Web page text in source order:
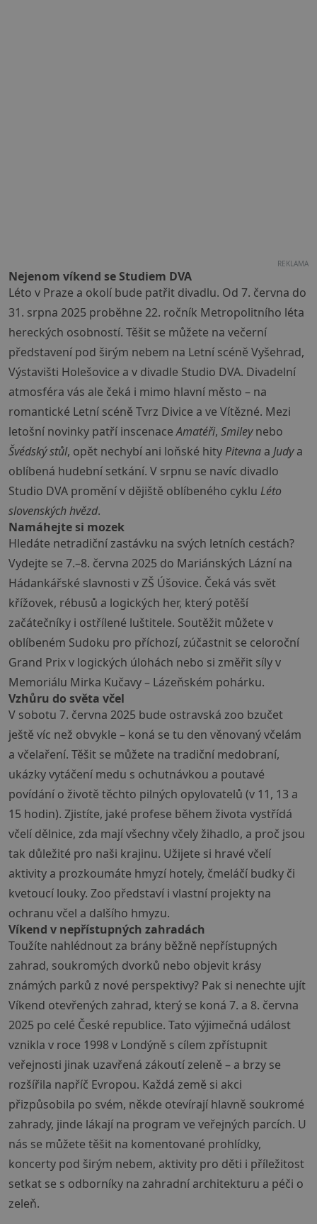
REKLAMA
Nejenom víkend se Studiem DVA
Léto v Praze a okolí bude patřit divadlu. Od 7. června do
31. srpna 2025 proběhne 22. ročník Metropolitního léta
hereckých osobností. Těšit se můžete na večerní
představení pod širým nebem na Letní scéně Vyšehrad,
Výstavišti Holešovice a v divadle Studio DVA. Divadelní
atmosféra vás ale čeká i mimo hlavní město – na
romantické Letní scéně Tvrz Divice a ve Vítězné. Mezi
letošní novinky patří inscenaceAmatéři, Smileynebo
Švédský stůl, opět nechybí ani loňské hity Pitevna a Judya
oblíbená hudební setkání. V srpnu se navíc divadlo
Studio DVA promění v dějiště oblíbeného cyklu Léto
slovenských hvězd.
Namáhejte si mozek
Hledáte netradiční zastávku na svých letních cestách?
Vydejte se 7.–8. června 2025 do Mariánských Lázní na
Hádankářské slavnosti v ZŠ Úšovice. Čeká vás svět
křížovek, rébusů a logických her, který potěší
začátečníky i ostřílené luštitele. Soutěžit můžete v
oblíbeném Sudoku pro příchozí, zúčastnit se celoroční
Grand Prix v logických úlohách nebo si změřit síly v
Memoriálu Mirka Kučavy – Lázeňském pohárku.
Vzhůru do světa včel
V sobotu 7. června 2025 bude ostravská zoo bzučet
ještě víc než obvykle – koná se tu den věnovaný včelám
a včelaření. Těšit se můžete na tradiční medobraní,
ukázky vytáčení medu s ochutnávkou a poutavé
povídání o životě těchto pilných opylovatelů (v 11, 13 a
15 hodin). Zjistíte, jaké profese během života vystřídá
včelí dělnice, zda mají všechny včely žihadlo, a proč jsou
tak důležité pro naši krajinu. Užijete si hravé včelí
aktivity a prozkoumáte hmyzí hotely, čmeláčí budky či
kvetoucí louky. Zoo představí i vlastní projekty na
ochranu včel a dalšího hmyzu.
Víkend v nepřístupných zahradách
Toužíte nahlédnout za brány běžně nepřístupných
zahrad, soukromých dvorků nebo objevit krásy
známých parků z nové perspektivy? Pak si nenechte ujít
Víkend otevřených zahrad, který se koná 7. a 8. června
2025 po celé České republice. Tato výjimečná událost
vznikla v roce 1998 v Londýně s cílem zpřístupnit
veřejnosti jinak uzavřená zákoutí zeleně – a brzy se
rozšířila napříč Evropou. Každá země si akci
přizpůsobila po svém, někde otevírají hlavně soukromé
zahrady, jinde lákají na program ve veřejných parcích. U
nás se můžete těšit na komentované prohlídky,
koncerty pod širým nebem, aktivity pro děti i příležitost
setkat se s odborníky na zahradní architekturu a péči o
zeleň.